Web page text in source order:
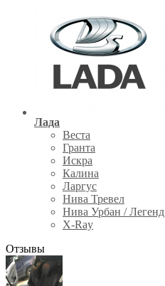
Лада
Веста
Гранта
Искра
Калина
Ларгус
Нива Тревел
Нива Урбан / Легенд
X-Ray
Отзывы